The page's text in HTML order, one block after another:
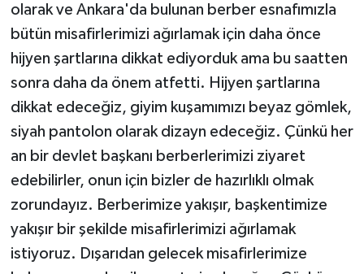
olarak ve Ankara'da bulunan berber esnafımızla
bütün misafirlerimizi ağırlamak için daha önce
hijyen şartlarına dikkat ediyorduk ama bu saatten
sonra daha da önem atfetti. Hijyen şartlarına
dikkat edeceğiz, giyim kuşamımızı beyaz gömlek,
siyah pantolon olarak dizayn edeceğiz. Çünkü her
an bir devlet başkanı berberlerimizi ziyaret
edebilirler, onun için bizler de hazırlıklı olmak
zorundayız. Berberimize yakışır, başkentimize
yakışır bir şekilde misafirlerimizi ağırlamak
istiyoruz. Dışarıdan gelecek misafirlerimize